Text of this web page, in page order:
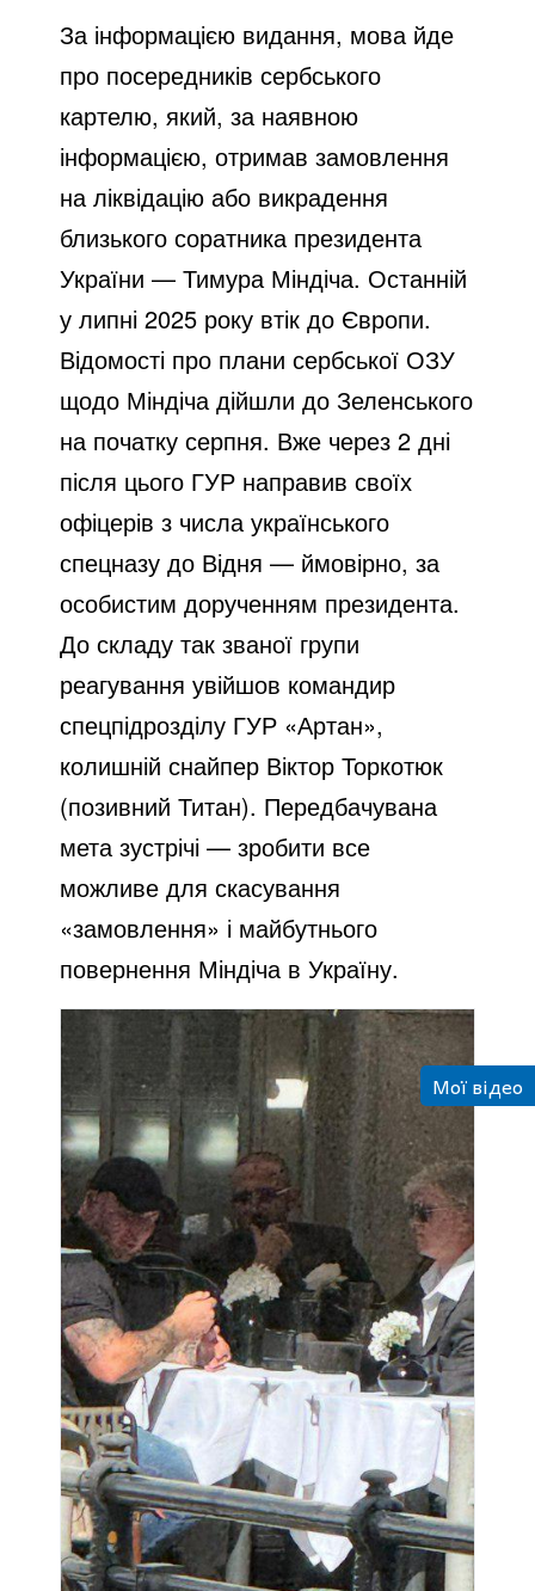
За інформацією видання, мова йде
про посередників сербського
картелю, який, за наявною
інформацією, отримав замовлення
на ліквідацію або викрадення
близького соратника президента
України — Тимура Міндіча. Останній
у липні 2025 року втік до Європи.
Відомості про плани сербської ОЗУ
щодо Міндіча дійшли до Зеленського
на початку серпня. Вже через 2 дні
після цього ГУР направив своїх
офіцерів з числа українського
спецназу до Відня — ймовірно, за
особистим дорученням президента.
До складу так званої групи
реагування увійшов командир
спецпідрозділу ГУР «Артан»,
колишній снайпер Віктор Торкотюк
(позивний Титан). Передбачувана
мета зустрічі — зробити все
можливе для скасування
«замовлення» і майбутнього
повернення Міндіча в Україну.
Мої відео